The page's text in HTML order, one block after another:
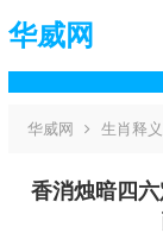
华威网
华威网 生肖释义
香消烛暗四